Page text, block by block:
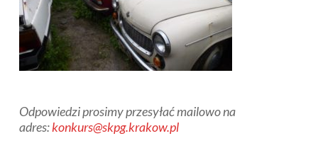
Odpowiedzi prosimy przesyłać mailowo na
adres:konkurs@skpg.krakow.pl